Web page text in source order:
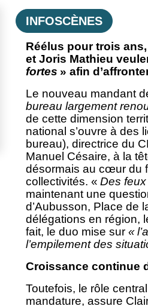
INFOSCÈNES
Réélus pour trois
et Joris Mathieu
fortes » afin
Le nouveau mandant
bureau largement
de cette dimension
national s’ouvre à des
bureau), directrice du
Manuel Césaire, à la
désormais au cœur du
collectivités. « Des feux
maintenant une
d’Aubusson, Place de
délégations en région,
fait, le duo mise sur«
l’empilement des
Croissance continue
Toutefois, le rôle
mandature, assure